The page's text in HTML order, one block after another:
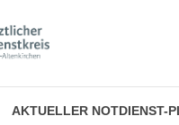
AKTUELLER NOTDIENST-